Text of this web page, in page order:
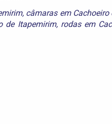
, câmaras em
de Itapemirim, rodas em